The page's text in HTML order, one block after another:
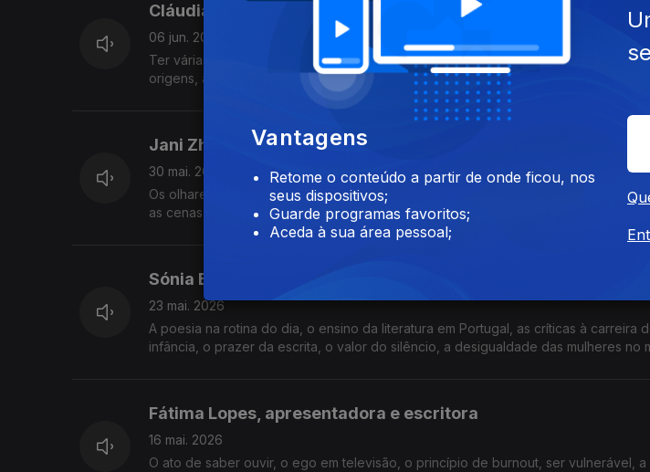
Cláudia Semedo, atriz e encenadora
06 jun. 2026
Ter várias paixões, o prejuízo de se ser gentil, a série "Novas Narrativas de
origens, a relação com a Guiné-Bissau, a educação dos filhos, o processo de
Jani Zhao, atriz
30 mai. 2026
Os olhares sobre a identidade chinesa, as narrativas em televisão, o bullying na
as cenas homossexuais enquanto atriz, as decisões dos pais imigrantes, os
Sónia Balacó, atriz e poeta
23 mai. 2026
A poesia na rotina do dia, o ensino da literatura em Portugal, as críticas à carreira
infância, o prazer da escrita, o valor do silêncio, a desigualdade das mulheres no
Fátima Lopes, apresentadora e escritora
16 mai. 2026
O ato de saber ouvir, o ego em televisão, o princípio de burnout, ser vulnerável,
Vantagens
Retome o conteúdo a partir de onde ficou, nos
seus dispositivos;
Guarde programas favoritos;
Aceda à sua área pessoal;